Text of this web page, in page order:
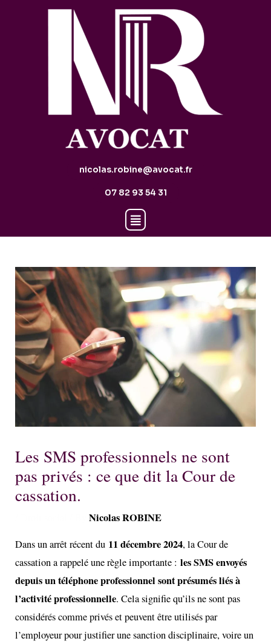
nicolas.robine@avocat.fr
07 82 93 54 31
Les SMS professionnels ne sont
pas privés : ce que dit la Cour de
cassation.
/ ByNicolas ROBINE
Dans un arrêt récent du 11 décembre 2024, la Cour de
cassation a rappelé une règle importante :les SMS envoyés
depuis un téléphone professionnel sont présumés liés à
l’activité professionnelle. Cela signifie qu’ils ne sont pas
considérés comme privés et peuvent être utilisés par
l’employeur pour justifier une sanction disciplinaire, voire un